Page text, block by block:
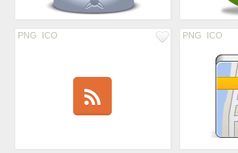
PNG ICO PNG ICO